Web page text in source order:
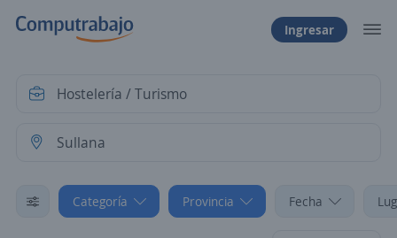
Ingresar
Categoría Provincia Fecha